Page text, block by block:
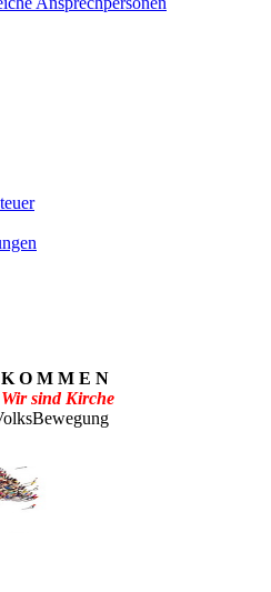
O M M E N
Wir sind Kirche